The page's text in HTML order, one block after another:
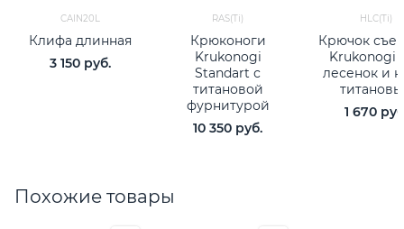
CAlN20L
Клифа длинная
3 150 руб.
RAS(Ti)
Крюконоги
Krukonogi
Standart с
титановой
фурнитурой
10 350 руб.
HLC(Ti)
Крючок
Krukonogi
лесенок и
1 670
Похожие товары